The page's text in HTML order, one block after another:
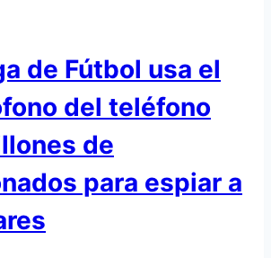
de Fútbol usa el
del teléfono
de
para espiar a